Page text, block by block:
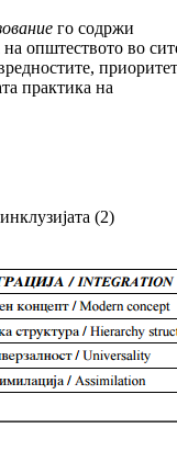
го содржи
општеството во
практика на
(2)